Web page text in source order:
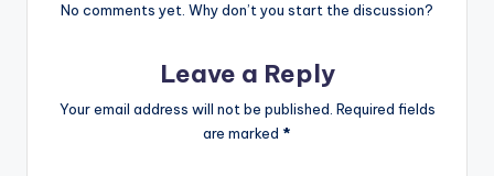
No comments yet. Why don’t you start the discussion?
Leave a Reply
Your email address will not be published. Required fields
are marked *